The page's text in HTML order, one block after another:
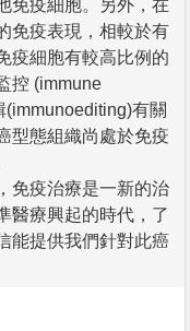
免疫細胞。另外，在
免疫表現，相較於有
疫細胞有較高比例的
控 (immune
有關
型態組織尚處於免疫
免疫治療是一新的治
醫療興起的時代，了
能提供我們針對此癌